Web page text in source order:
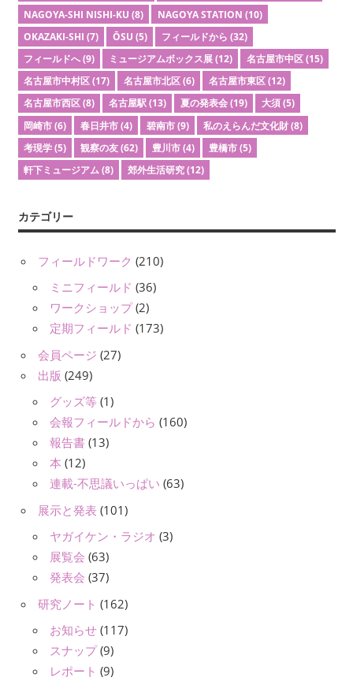
NAGOYA-SHI NISHI-KU (8) NAGOYA STATION (10)
OKAZAKI-SHI (7) ŌSU (5) フィールドから (32)
フィールドへ(9) ミュージアムボックス展(12) 名古屋市中区(15)
名古屋市中村区(17) 名古屋市北区(6) 名古屋市東区(12)
名古屋市西区(8) 名古屋駅(13) 夏の発表会(19) 大須(5)
岡崎市(6) 春日井市(4) 碧南市(9) 私のえらんだ文化財(8)
考現学(5) 観察の友(62) 豊川市(4) 豊橋市(5)
軒下ミュージアム(8) 郊外生活研究(12)
カテゴリー
フィールドワーク (210)
ミニフィールド (36)
ワークショップ(2)
定期フィールド (173)
会員ページ (27)
出版 (249)
グッズ等 (1)
会報フィールドから (160)
報告書 (13)
本 (12)
連載-不思議いっぱい (63)
展示と発表 (101)
ヤガイケン・ラジオ (3)
展覧会 (63)
発表会 (37)
研究ノート (162)
お知らせ (117)
スナップ(9)
レポート (9)